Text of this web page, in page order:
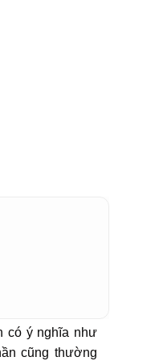
có ý nghĩa như
cũng thường